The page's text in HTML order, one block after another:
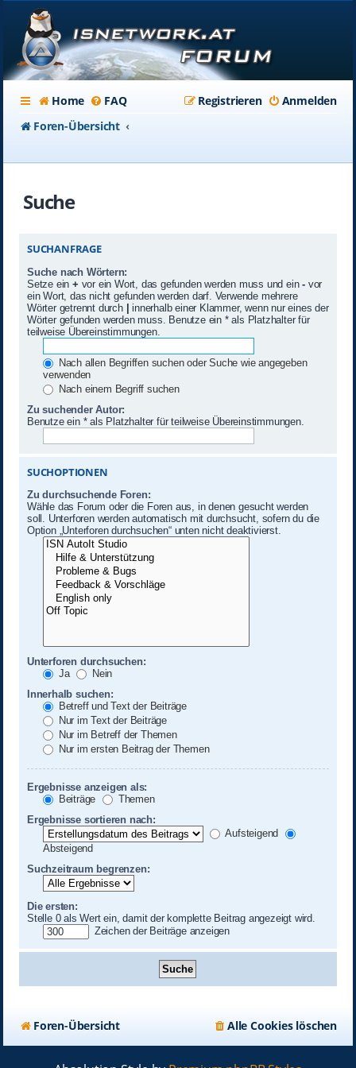
Home FAQ Anmelden
Registrieren
Foren-Übersicht
Suche
SUCHANFRAGE
Suche nach Wörtern:
Setze ein + vor ein Wort, das gefunden werden muss und ein-vor
ein Wort, das nicht gefunden werden darf. Verwende mehrere
Wörter getrennt durch | innerhalb einer Klammer, wenn nur eines der
Wörter gefunden werden muss. Benutze ein * als Platzhalter für
teilweise Übereinstimmungen.
Nach allen Begriffen suchen oder Suche wie angegeben
verwenden
Nach einem Begriff suchen
Zu suchender Autor:
Benutze ein * als Platzhalter für teilweise Übereinstimmungen.
SUCHOPTIONEN
Zu durchsuchende Foren:
Wähle das Forum oder die Foren aus, in denen gesucht werden
soll. Unterforen werden automatisch mit durchsucht, sofern du die
Option „Unterforen durchsuchen“ unten nicht deaktivierst.
Unterforen durchsuchen:
Ja
Nein
Innerhalb suchen:
Betreff und Text der Beiträge
Nur im Text der Beiträge
Nur im Betreff der Themen
Nur im ersten Beitrag der Themen
Ergebnisse anzeigen als:
Beiträge
Themen
Ergebnisse sortieren nach:
Aufsteigend
Absteigend
Suchzeitraum begrenzen:
Die ersten:
Stelle 0 als Wert ein, damit der komplette Beitrag angezeigt wird.
Zeichen der Beiträge anzeigen
Foren-Übersicht Alle Cookies löschen